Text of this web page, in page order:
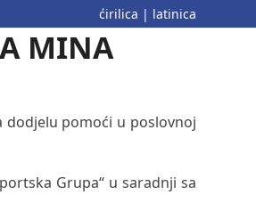
ćirilica | latinica
MINA
dodjelu pomoći u poslovnoj
Grupa“ u saradnji sa